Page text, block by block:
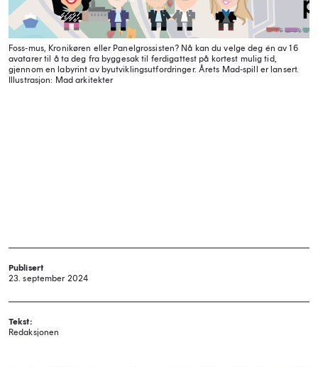
Foss-mus, Kronikøren eller Panelgrossisten? Nå kan du velge deg én av 16
avatarer til å ta deg fra byggesak til ferdigattest på kortest mulig tid,
gjennom en labyrint av byutviklingsutfordringer. Årets Mad-spill er lansert.
Illustrasjon: Mad arkitekter
Publisert
23. september 2024
Tekst:
Redaksjonen